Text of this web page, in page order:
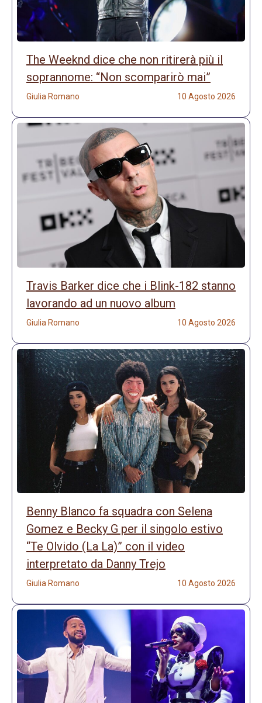
The Weeknd dice che non ritirerà più il
soprannome: “Non scomparirò mai”
Giulia Romano 10 Agosto 2026
Travis Barker dice che i Blink-182 stanno
lavorando ad un nuovo album
Giulia Romano 10 Agosto 2026
Benny Blanco fa squadra con Selena
Gomez e Becky G per il singolo estivo
“Te Olvido (La La)” con il video
interpretato da Danny Trejo
Giulia Romano 10 Agosto 2026